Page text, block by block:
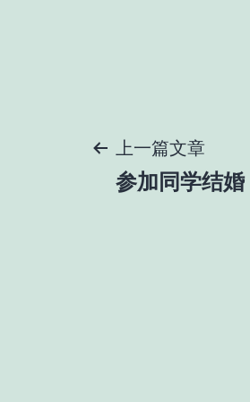
文上一篇文章
参加同学结婚